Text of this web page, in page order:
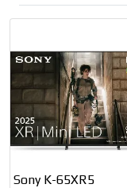
Sony K-65XR5